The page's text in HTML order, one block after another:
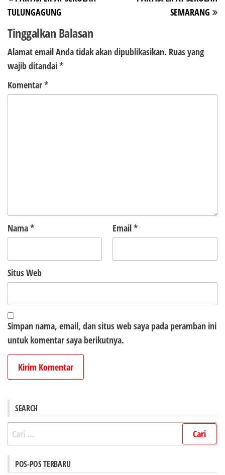
pos
TULUNGAGUNG
SEMARANG
Tinggalkan Balasan
Alamat email Anda tidak akan dipublikasikan. Ruas yang
wajib ditandai*
Komentar*
Nama* Email*
Situs Web
Simpan nama, email, dan situs web saya pada peramban ini
untuk komentar saya berikutnya.
SEARCH
Cari
untuk:
POS-POS TERBARU